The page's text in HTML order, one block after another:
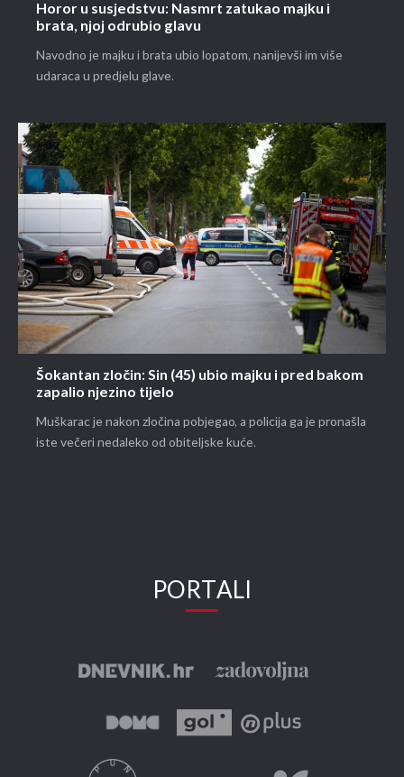
Horor u susjedstvu: Nasmrt zatukao majku i
brata, njoj odrubio glavu
Navodno je majku i brata ubio lopatom, nanijevši im više
udaraca u predjelu glave.
Šokantan zločin: Sin (45) ubio majku i pred bakom
zapalio njezino tijelo
Muškarac je nakon zločina pobjegao, a policija ga je pronašla
iste večeri nedaleko od obiteljske kuće.
PORTALI